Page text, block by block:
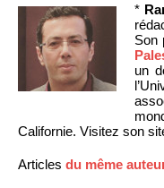
*
Son
un
Californie. Visitez son
Articles du même